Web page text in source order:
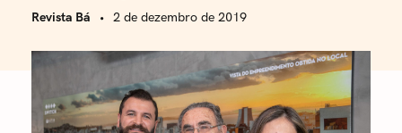
Revista Bá 2 de dezembro de 2019